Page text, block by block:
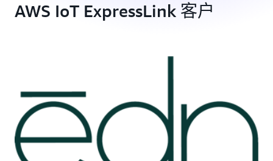
AWS IoT ExpressLink 客户